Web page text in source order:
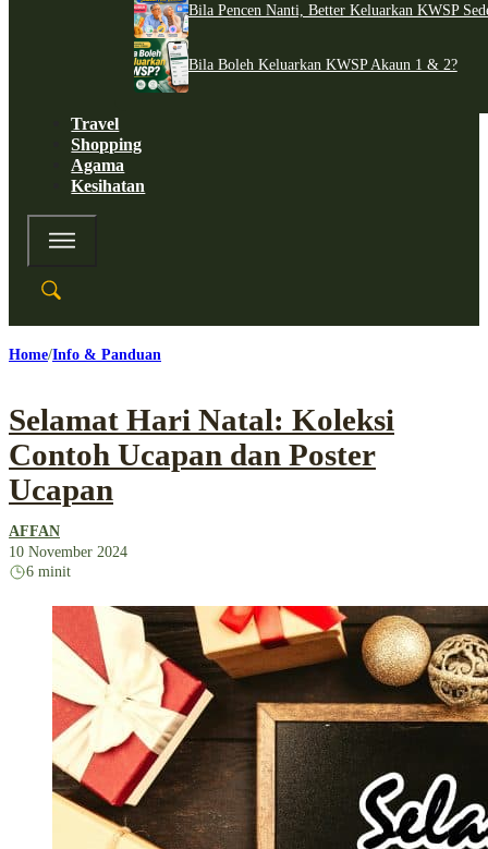
Bila Pencen Nanti, Better Keluarkan KWSP
Bila Boleh Keluarkan KWSP Akaun 1 & 2?
Travel
Shopping
Agama
Kesihatan
Home Info & Panduan
Selamat Hari Natal: Koleksi
Contoh Ucapan dan Poster
Ucapan
AFFAN
10 November 2024
6 minit